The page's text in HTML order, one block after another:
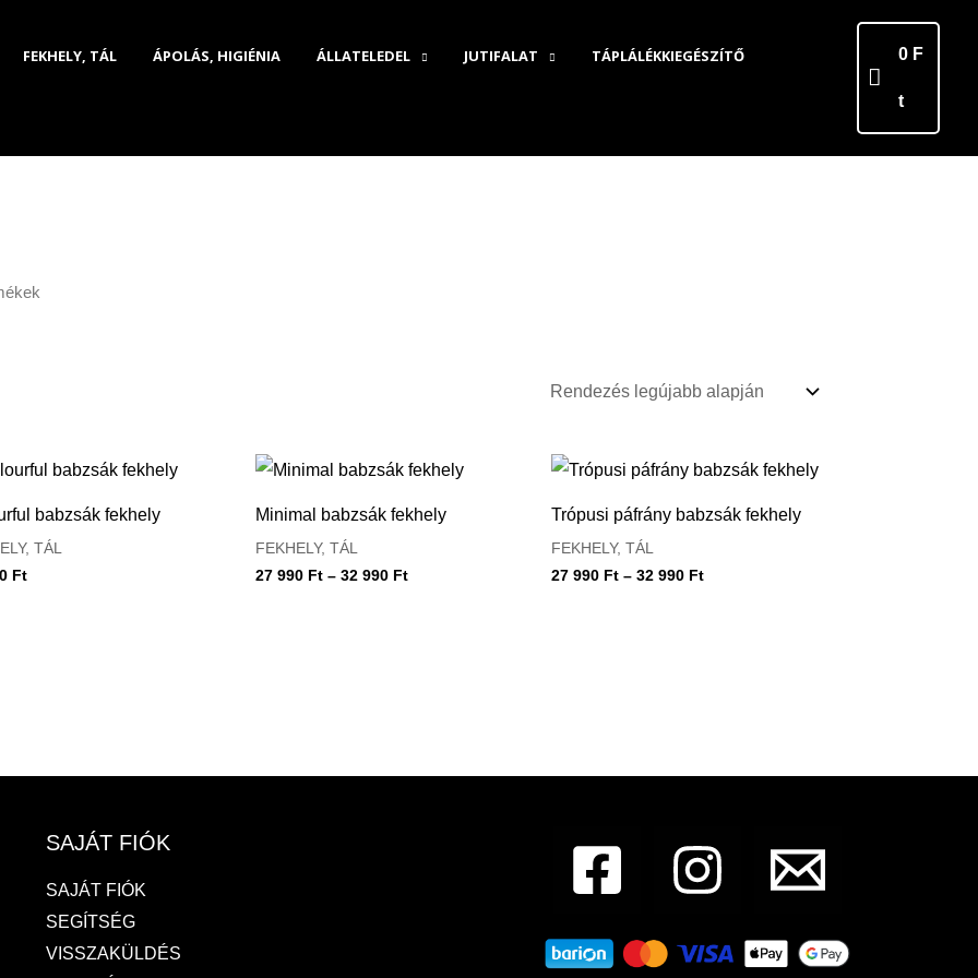
FEKHELY, TÁL ÁPOLÁS, HIGIÉNIA ÁLLATELEDEL JUTIFALAT TÁPLÁLÉKKIEGÉSZÍTŐ 0 F
t
babzsák fekhely
TÁL
Ft
Minimal babzsák fekhely
FEKHELY, TÁL
27 990 Ft – 32 990 Ft
Ártartomány:
27
-
Trópusi páfrány babzsák fekhely
FEKHELY, TÁL
27 990 Ft – 32 990 Ft
Ártartomány:
27
-
SAJÁT FIÓK
SAJÁT FIÓK
SEGÍTSÉG
VISSZAKÜLDÉS